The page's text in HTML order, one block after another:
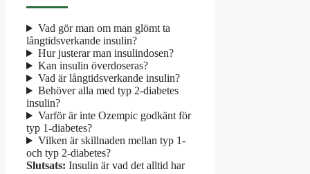
Vad gör man om man glömt ta
långtidsverkande insulin?
Hur justerar man insulindosen?
Kan insulin överdoseras?
Vad är långtidsverkande insulin?
Behöver alla med typ 2-diabetes
insulin?
Varför är inte Ozempic godkänt för
typ 1-diabetes?
Vilken är skillnaden mellan typ 1-
och typ 2-diabetes?
Slutsats: Insulin är vad det alltid har